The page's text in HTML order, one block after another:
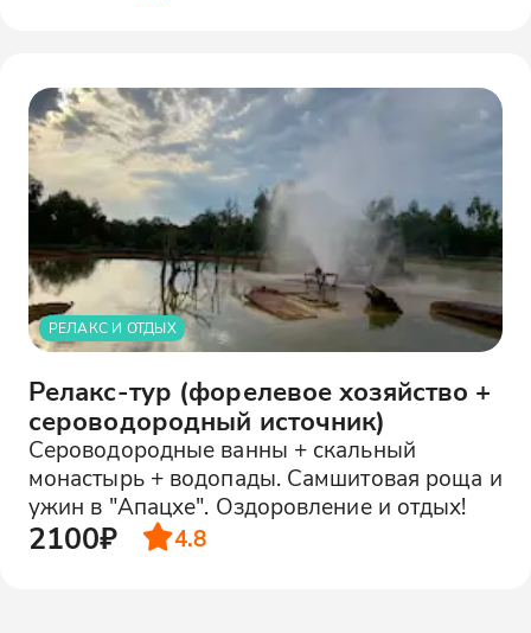
РЕЛАКС И ОТДЫХ
Релакс-тур (форелевое хозяйство +
сероводородный источник)
Сероводородные ванны + скальный
монастырь + водопады. Самшитовая роща и
ужин в "Апацхе". Оздоровление и отдых!
2100₽ 4.8